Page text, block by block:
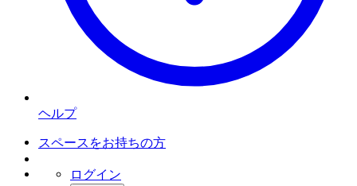
ヘルプ
スペースをお持ちの方
ログイン